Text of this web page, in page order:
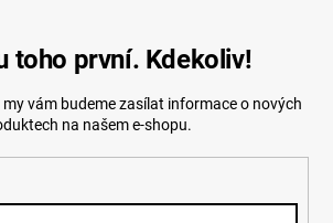
toho první. Kdekoliv!
vám budeme zasílat informace o nových
na našem e-shopu.